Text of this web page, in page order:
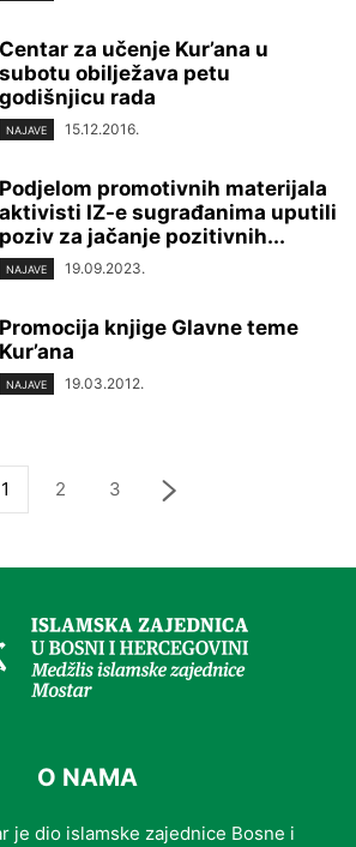
Centar za učenje Kur’ana u
subotu obilježava petu
godišnjicu rada
NAJAVE 15.12.2016.
Podjelom promotivnih materijala
aktivisti IZ-e sugrađanima uputili
poziv za jačanje pozitivnih...
NAJAVE 19.09.2023.
Promocija knjige Glavne teme
Kur’ana
NAJAVE 19.03.2012.
1 2 3
O NAMA
je dio islamske zajednice Bosne i